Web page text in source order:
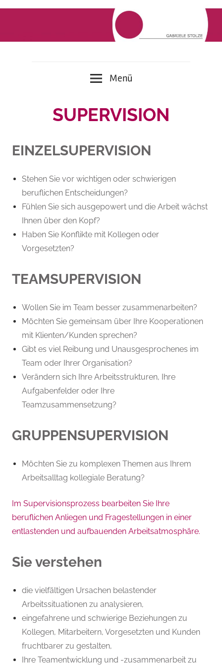
Zum
Gabriele
Supervision
Menü
SUPERVISION
EINZELSUPERVISION
Stehen Sie vor wichtigen oder schwierigen
beruflichen Entscheidungen?
Fühlen Sie sich ausgepowert und die Arbeit wächst
Ihnen über den Kopf?
Haben Sie Konflikte mit Kollegen oder
Vorgesetzten?
TEAMSUPERVISION
Wollen Sie im Team besser zusammenarbeiten?
Möchten Sie gemeinsam über Ihre Kooperationen
mit Klienten/Kunden sprechen?
Gibt es viel Reibung und Unausgesprochenes im
Team oder Ihrer Organisation?
Verändern sich Ihre Arbeitsstrukturen, Ihre
Aufgabenfelder oder Ihre
Teamzusammensetzung?
GRUPPENSUPERVISION
Möchten Sie zu komplexen Themen aus Ihrem
Arbeitsalltag kollegiale Beratung?
Im Supervisionsprozess bearbeiten Sie Ihre
beruflichen Anliegen und Fragestellungen in einer
entlastenden und aufbauenden Arbeitsatmosphäre.
Sie verstehen
die vielfältigen Ursachen belastender
Arbeitssituationen zu analysieren,
eingefahrene und schwierige Beziehungen zu
Kollegen, Mitarbeitern, Vorgesetzten und Kunden
fruchtbarer zu gestalten,
Ihre Teamentwicklung und -zusammenarbeit zu